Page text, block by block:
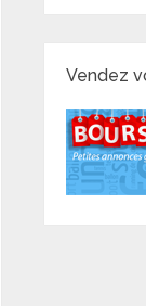
Vendez